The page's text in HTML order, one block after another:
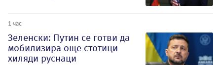
1 час
Зеленски: Путин се готви да
мобилизира още стотици
хиляди руснаци